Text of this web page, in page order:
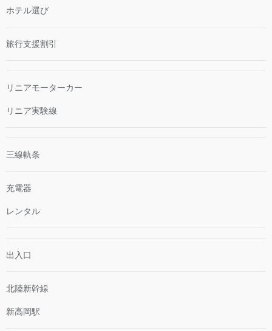
ホテル選び
旅行支援割引
リニアモーターカー
リニア実験線
三線軌条
充電器
レンタル
出入口
北陸新幹線
新高岡駅